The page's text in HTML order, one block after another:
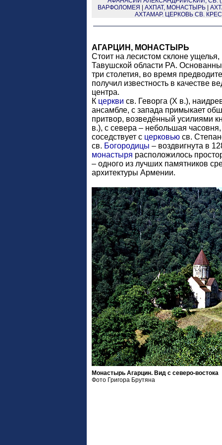
ВАРФОЛОМЕЯ
АХПАТ, МОНАСТЫРЬ|
АХТАМАР. ЦЕРКОВЬ СВ.
АГАРЦИН, МОНАСТЫРЬ
Стоит на лесистом склоне ущелья,
Тавушской области РА.
три столетия, во время
получил известность в качестве
центра.
К церкви св. Геворга (X в.),
ансамбле, с запада примыкает
притвор, возведённый усилиями
в.), с севера – небольшая
соседствует с церковью св.
св. Богородицы – воздвигнута в
монастыря расположилось
– одного из лучших памятников
архитектуры Армении.
Монастырь Агарцин. Вид с северо-востока
Фото Григора Брутяна